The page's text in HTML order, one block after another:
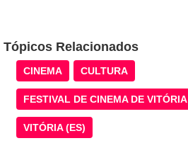
Tópicos Relacionados
CINEMA CULTURA
FESTIVAL DE CINEMA DE VITÓRIA
VITÓRIA (ES)